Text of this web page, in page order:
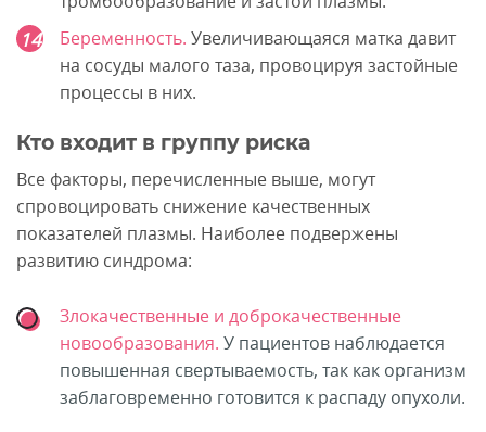
Беременность. Увеличивающаяся матка давит
на сосуды малого таза, провоцируя застойные
процессы в них.
Кто входит в группу риска
Все факторы, перечисленные выше, могут
спровоцировать снижение качественных
показателей плазмы. Наиболее подвержены
развитию синдрома:
Злокачественные и доброкачественные
новообразования. У пациентов наблюдается
повышенная свертываемость, так как организм
заблаговременно готовится к распаду опухоли.